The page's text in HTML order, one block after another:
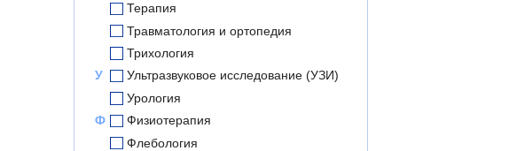
Терапия
Травматология и ортопедия
Трихология
У
Ультразвуковое исследование (УЗИ)
Урология
Ф
Физиотерапия
Флебология